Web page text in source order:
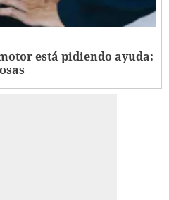
está pidiendo ayuda: